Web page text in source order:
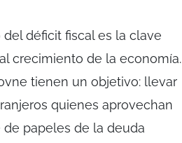
déficit fiscal es la clave
crecimiento de la economía.
tienen un objetivo: llevar
quienes aprovechan
papeles de la deuda